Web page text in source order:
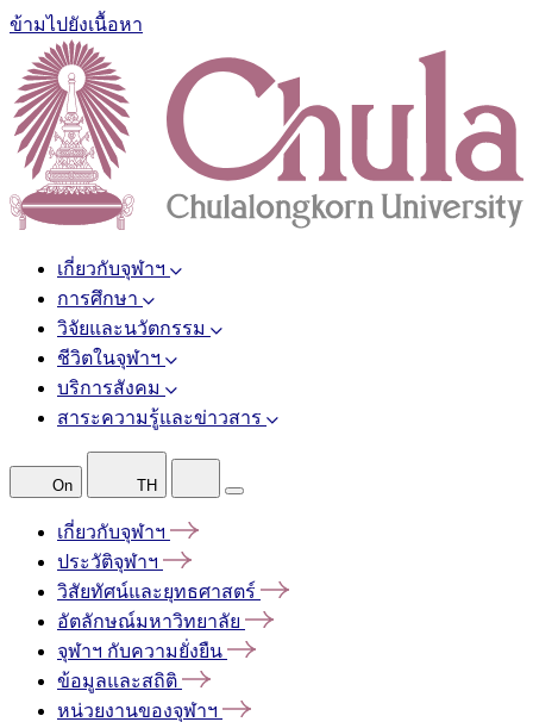
ข้ามไปยังเนื้อหา
เกี่ยวกับจุฬาฯ
การศึกษา
วิจัยและนวัตกรรม
ชีวิตในจุฬาฯ
บริการสังคม
สาระความรู้และข่าวสาร
On TH
เกี่ยวกับจุฬาฯ
ประวัติจุฬาฯ
วิสัยทัศน์และยุทธศาสตร์
อัตลักษณ์มหาวิทยาลัย
จุฬาฯ กับความยั่งยืน
ข้อมูลและสถิติ
หน่วยงานของจุฬาฯ